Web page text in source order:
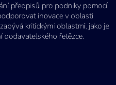
předpisů pro podniky pomocí
inovace v oblasti
kritickými oblastmi, jako je
řetězce.